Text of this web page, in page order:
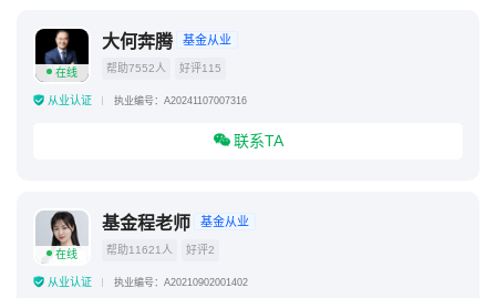
在线
大何奔腾 基金从业
帮助7552人 好评115
从业认证 执业编号：A20241107007316
联系TA
在线
基金程老师 基金从业
帮助11621人 好评2
从业认证 执业编号：A20210902001402